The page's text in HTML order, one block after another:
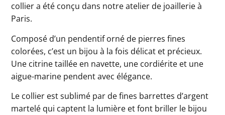
collier a été conçu dans notre atelier de joaillerie à
Paris.
Composé d’un pendentif orné de pierres fines
colorées, c’est un bijou à la fois délicat et précieux.
Une citrine taillée en navette, une cordiérite et une
aigue-marine pendent avec élégance.
Le collier est sublimé par de fines barrettes d’argent
martelé qui captent la lumière et font briller le bijou